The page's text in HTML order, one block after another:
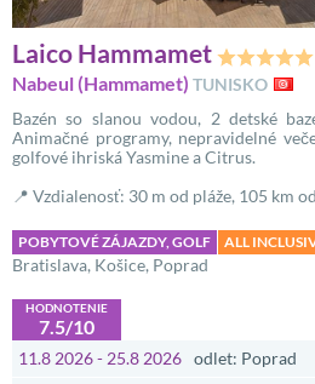
Laico Hammamet
Nabeul (Hammamet) TUNISKO
Bazén so slanou vodou, 2 detské
Animačné programy, nepravidelné
golfové ihriská Yasmine a Citrus.
📍 Vzdialenosť: 30 m od pláže, 105 km
POBYTOVÉ ZÁJAZDY, GOLF ALL
Bratislava, Košice, Poprad
HODNOTENIE
7.5/10
11.8 2026 - 25.8 2026 odlet: Poprad